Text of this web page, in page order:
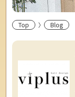
Top Blog